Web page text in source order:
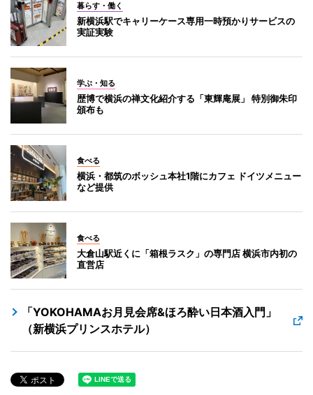
暮らす・働く
新横浜駅でキャリーケース専用一時預かりサービスの
実証実験
学ぶ・知る
歴博で横浜の禅文化紹介する「東輝庵展」 特別御朱印
頒布も
食べる
横浜・都筑のボッシュ本社1階にカフェ ドイツメニュー
など提供
食べる
大倉山駅近くに「箱根ラスク」の専門店 横浜市内初の
直営店
「YOKOHAMAお月見会席&ほろ酔い日本酒入門」
（新横浜プリンスホテル）